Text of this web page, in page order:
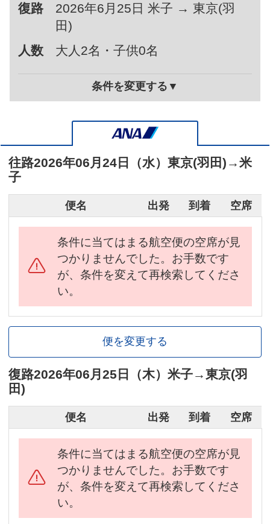
復路
2026年6月25日 米子 → 東京(羽
田)
人数
大人2名・子供0名
条件を変更する▼
往路2026年06月24日（水） 東京(羽田) →米
子
便名 出発 到着 空席
条件に当てはまる航空便の空席が見
つかりませんでした。お手数です
が、条件を変えて再検索してくださ
い。
便を変更する
復路2026年06月25日（木） 米子→東京(羽
田)
便名 出発 到着 空席
条件に当てはまる航空便の空席が見
つかりませんでした。お手数です
が、条件を変えて再検索してくださ
い。